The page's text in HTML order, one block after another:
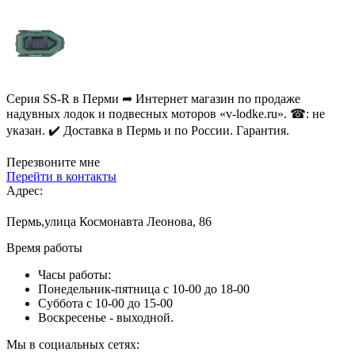
Серия SS-R в Перми ➦ Интернет магазин по продаже
надувных лодок и подвесных моторов «v-lodke.ru». ☎: не
указан. ✔️ Доставка в Пермь и по России. Гарантия.
Перезвоните мне
Перейти в контакты
Адрес:
Пермь,улица Космонавта Леонова, 86
Время работы
Часы работы:
Понедельник-пятница с 10-00 до 18-00
Суббота с 10-00 до 15-00
Воскресенье - выходной.
Мы в социальных сетях: